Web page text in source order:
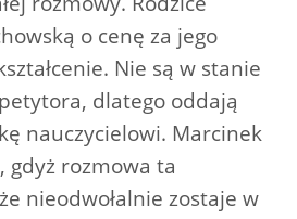
o cenę za jego
Nie są w stanie
dlatego oddają
nauczycielowi. Marcinek
gdyż rozmowa ta
nieodwołalnie zostaje w